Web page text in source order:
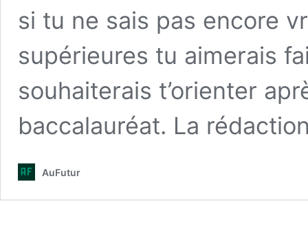
si tu ne sais pas encore
supérieures tu aimerais
souhaiterais t’orienter
baccalauréat. La
AuFutur